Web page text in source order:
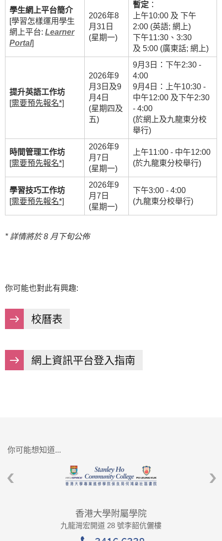
學生網上平台簡介
[學習怎樣運用學生
網上平台: Learner
Portal]
2026年8
月31日
(星期一)
暫定 ：
上午10:00 及 下午
2:00 (英語; 網上)
下午11:30、3:30
及 5:00 (廣東話; 網上)
提升英語工作坊
[需要預先報名*]
2026年9
月3日及9
月4日
(星期四及
五)
9月3日：下午2:30 -
4:00
9月4日：上午10:30 -
中午12:00 及下午2:30
- 4:00
(於網上及九龍東分校
舉行)
時間管理工作坊
[需要預先報名*]
2026年9
月7日
(星期一)
上午11:00 - 中午12:00
(於九龍東分校舉行)
學習技巧工作坊
[需要預先報名*]
2026年9
月7日
(星期一)
下午3:00 - 4:00
(九龍東分校舉行)
* 詳情將於 8 月下旬公佈
你可能也對此有興趣:
校曆表
網上資訊平台登入指南
你可能想知道...
香港大學附屬學院
九龍灣宏開道 28 號李韶伉儷樓